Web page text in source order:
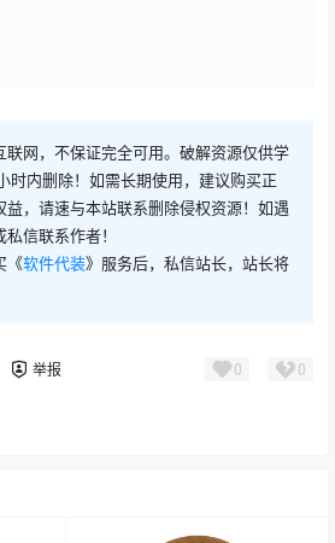
联网，不保证完全可用。破解资源仅供学
时内删除！如需长期使用，建议购买正
益，请速与本站联系删除侵权资源！如遇
信联系作者！
《软件代装》服务后，私信站长，站长将
举报 0 0